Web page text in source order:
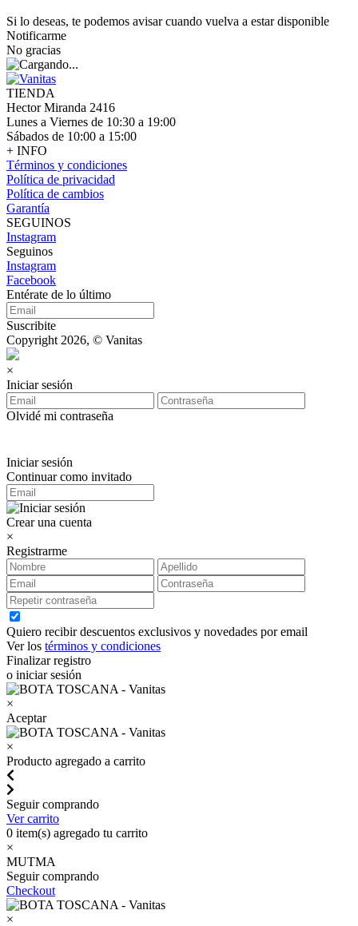
Si lo deseas, te podemos avisar cuando vuelva a estar disponible
Notificarme
No gracias
TIENDA
Hector Miranda 2416
Lunes a Viernes de 10:30 a 19:00
Sábados de 10:00 a 15:00
+ INFO
Términos y condiciones
Política de privacidad
Política de cambios
Garantía
SEGUINOS
Instagram
Seguinos
Instagram
Facebook
Entérate de lo último
Suscribite
Copyright 2026, © Vanitas
×
Iniciar sesión
Olvidé mi contraseña
Iniciar sesión
Continuar como invitado
Crear una cuenta
×
Registrarme
Quiero recibir descuentos exclusivos y novedades por email
Ver los términos y condiciones
Finalizar registro
o iniciar sesión
×
Aceptar
×
Producto agregado a carrito
Seguir comprando
Ver carrito
0 item(s) agregado tu carrito
×
MUTMA
Seguir comprando
Checkout
×